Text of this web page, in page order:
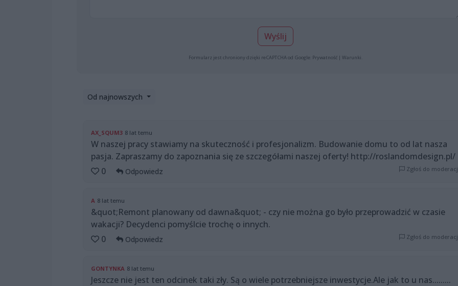
Wyślij
Formularz jest chroniony dzięki reCAPTCHA od Google: Prywatność| Warunki
Od najnowszych
AX_SQUM3 8 lat temu
W naszej pracy stawiamy na skuteczność i profesjonalizm. Budowanie domu to od lat nasza
pasja. Zapraszamy do zapoznania się ze szczegółami naszej oferty! http://roslandomdesign.pl/
0
Odpowiedz Zgłoś do
A 8 lat temu
&quot;Remont planowany od dawna&quot; - czy nie można go było przeprowadzić w czasie
wakacji? Decydenci pomyślcie trochę o innych.
0
Odpowiedz Zgłoś do
GONTYNKA 8 lat temu
Jeszcze nie jest ten odcinek taki zły. Są o wiele potrzebniejsze inwestycje.Ale jak to u nas.........